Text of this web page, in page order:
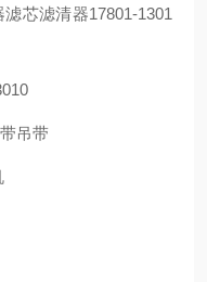
滤芯滤清器17801-1301
吊带